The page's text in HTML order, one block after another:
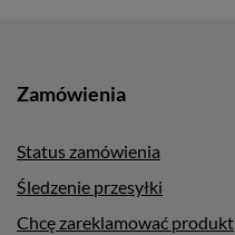
Zamówienia
Status zamówienia
Śledzenie przesyłki
Chcę zareklamować produkt